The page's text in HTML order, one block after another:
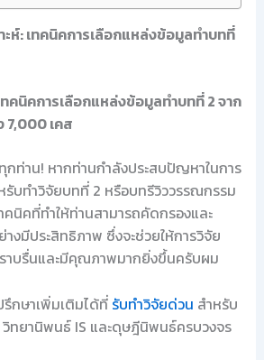
ห์: เทคนิคการเลือกแหล่งข้อมูลทำบทที่
คนิคการเลือกแหล่งข้อมูลทำบทที่ 2 จาก
7,000 เคส
ท่าน! หากท่านกำลังประสบปัญหาในการ
บทำวิจัยบทที่ 2 หรือบทรีวิววรรณกรรม
คนิคที่ทำให้ท่านสามารถคัดกรองและ
างมีประสิทธิภาพ ซึ่งจะช่วยให้การวิจัย
าบรื่นและมีคุณภาพมากยิ่งขึ้นครับผม
กษาเพิ่มเติมได้ที่ รับทำวิจัยด่วน สำหรับ
วิทยานิพนธ์ IS และดุษฎีนิพนธ์ครบวงจร